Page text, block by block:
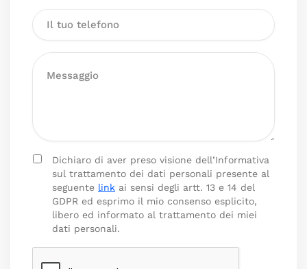
Dichiaro di aver preso visione dell’Informativa
sul trattamento dei dati personali presente al
seguente link ai sensi degli artt. 13 e 14 del
GDPR ed esprimo il mio consenso esplicito,
libero ed informato al trattamento dei miei
dati personali.